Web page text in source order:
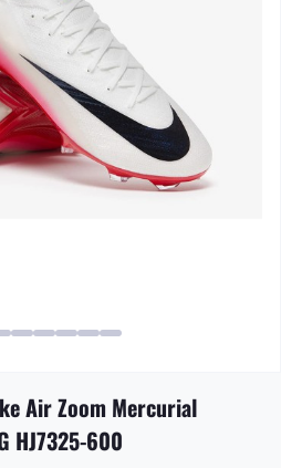
Air Zoom Mercurial
HJ7325-600